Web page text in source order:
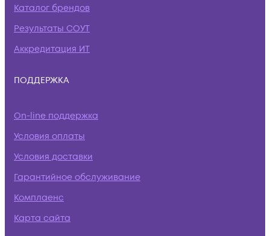
Каталог брендов
Результаты СОУТ
Аккредитация ИТ
ПОДДЕРЖКА
On-line поддержка
Условия оплаты
Условия доставки
Гарантийное обслуживание
Комплаенс
Карта сайта